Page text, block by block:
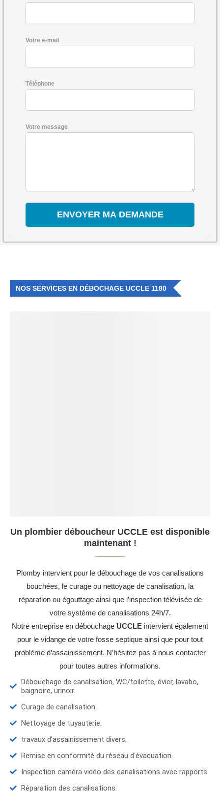
Votre e-mail
Téléphone
Votre message
NOS SERVICES EN DÉBOCHAGE UCCLE 1180
Un plombier déboucheur UCCLE est disponible
maintenant !
Plomby intervient pour le débouchage de vos canalisations
bouchées, le curage ou nettoyage de canalisation, la
réparation ou égouttage ainsi que l’inspection télévisée de
votre système de canalisations 24h/7.
Notre entreprise en débouchage UCCLE intervient également
pour le vidange de votre fosse septique ainsi que pour tout
problème d’assainissement. N’hésitez pas à nous contacter
pour toutes autres informations.
Débouchage de canalisation, WC/toilette, évier, lavabo,
baignoire, urinoir.
Curage de canalisation.
Nettoyage de tuyauterie.
travaux d’assainissement divers.
Remise en conformité du réseau d'évacuation.
Inspection caméra vidéo des canalisations avec rapports.
Réparation des canalisations.